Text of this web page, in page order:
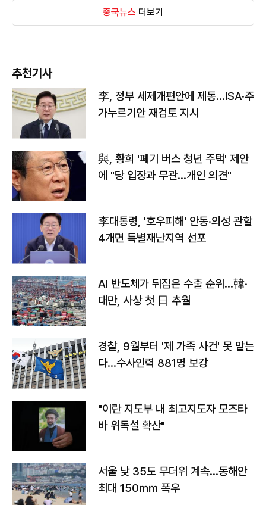
중국뉴스 더보기
추천기사
李, 정부 세제개편안에 제동…ISA·주
가누르기안 재검토 지시
與, 황희 '폐기 버스 청년 주택' 제안
에 "당 입장과 무관…개인 의견"
李대통령, '호우피해' 안동·의성 관할
4개면 특별재난지역 선포
AI 반도체가 뒤집은 수출 순위…韓·
대만, 사상 첫 日 추월
경찰, 9월부터 '제 가족 사건' 못 맡는
다…수사인력 881명 보강
"이란 지도부 내 최고지도자 모즈타
바 위독설 확산"
서울 낮 35도 무더위 계속…동해안
최대 150㎜ 폭우